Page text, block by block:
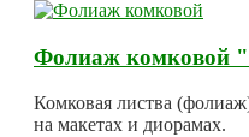
Фолиаж комковой
Комковая листва
на макетах и диорамах.